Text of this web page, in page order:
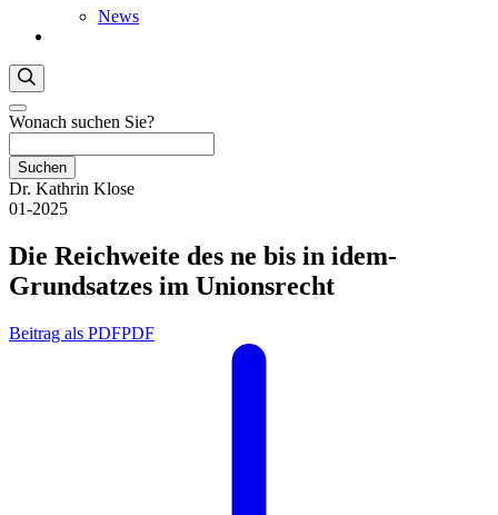
News
Wonach suchen Sie?
Suchen
Dr. Kathrin Klose
01-2025
Die Reichweite des ne bis in idem-
Grundsatzes im Unionsrecht
Beitrag als PDFPDF